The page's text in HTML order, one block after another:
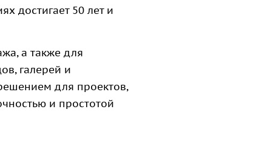
достигает 50 лет и
а также для
галерей и
для проектов,
и простотой